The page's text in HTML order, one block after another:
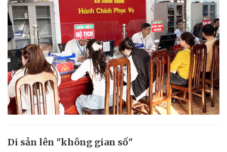
Di sản lên "không gian số"